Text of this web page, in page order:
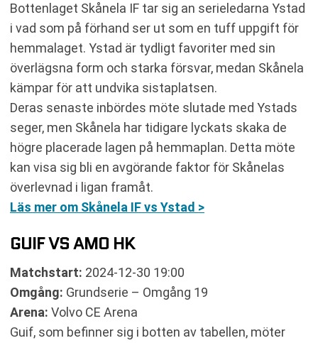
Bottenlaget Skånela IF tar sig an serieledarna Ystad
i vad som på förhand ser ut som en tuff uppgift för
hemmalaget. Ystad är tydligt favoriter med sin
överlägsna form och starka försvar, medan Skånela
kämpar för att undvika sistaplatsen.
Deras senaste inbördes möte slutade med Ystads
seger, men Skånela har tidigare lyckats skaka de
högre placerade lagen på hemmaplan. Detta möte
kan visa sig bli en avgörande faktor för Skånelas
överlevnad i ligan framåt.
Läs mer om Skånela IF vs Ystad >
GUIF VS AMO HK
Matchstart: 2024-12-30 19:00
Omgång: Grundserie – Omgång 19
Arena: Volvo CE Arena
Guif, som befinner sig i botten av tabellen, möter